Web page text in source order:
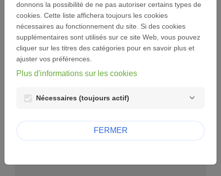
Mot de passe :
visibility
Mot de passe perdu ?
SE CONNECTER
Créer un nouveau compte
donnons la possibilité de ne pas autoriser certains types de
cookies. Cette liste affichera toujours les cookies
nécessaires au fonctionnement du site. Si des cookies
supplémentaires sont utilisés sur ce site Web, vous pouvez
cliquer sur les titres des catégories pour en savoir plus et
ajuster vos préférences.
Plus d'informations sur les cookies
Nécessaires (toujours actif)
FERMER